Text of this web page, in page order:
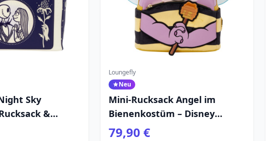
Sky
&
Disney
Loungefly
Neu
Mini-Rucksack Angel im
Bienenkostüm – Disney
Loungefly Lilo & Stitch
79,90 €